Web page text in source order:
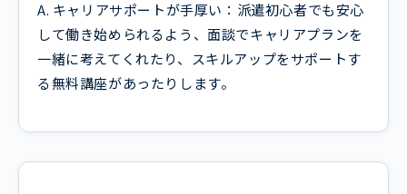
A. キャリアサポートが手厚い：派遣初心者でも安心
して働き始められるよう、面談でキャリアプランを
一緒に考えてくれたり、スキルアップをサポートす
る無料講座があったりします。